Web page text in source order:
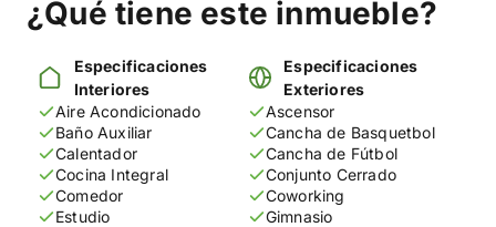
¿Qué tiene este inmueble?
Especificaciones
Interiores
Aire Acondicionado
Baño Auxiliar
Calentador
Cocina Integral
Comedor
Estudio
Especificaciones
Exteriores
Ascensor
Cancha de Basquetbol
Cancha de Fútbol
Conjunto Cerrado
Coworking
Gimnasio